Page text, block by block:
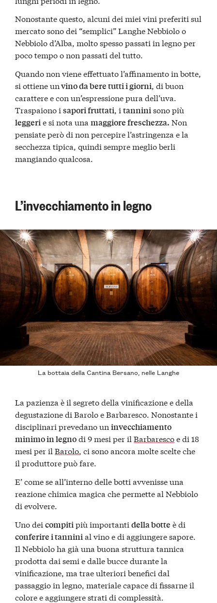
Nonostante questo, alcuni dei miei vini preferiti sul
mercato sono dei “semplici” Langhe Nebbiolo o
Nebbiolo d’Alba, molto spesso passati in legno per
poco tempo o non passati del tutto.
Quando non viene effettuato l’affinamento in botte,
si ottiene unvino da bere tutti i giorni, di buon
carattere e con un’espressione pura dell’uva.
Traspaiono isapori fruttati, itanninisono più
leggerie si nota unamaggiore freschezza. Non
pensiate però di non percepire l’astringenza e la
secchezza tipica, quindi sempre meglio berli
mangiando qualcosa.
L’invecchiamento in legno
La bottaia della Cantina Bersano , nelle Langhe
La pazienza è il segreto della vinificazione e della
degustazione di Barolo e Barbaresco. Nonostante i
disciplinari prevedano uninvecchiamento
minimo in legnodi 9 mesi per ilBarbarescoe di 18
mesi per ilBarolo, ci sono ancora molte scelte che
il produttore può fare.
E’ come se all’interno delle botti avvenisse una
reazione chimica magica che permette al Nebbiolo
di evolvere.
Uno deicompitipiù importantidella botte è di
conferire i tanninial vino e di aggiungere sapore.
Il Nebbiolo ha già una buona struttura tannica
prodotta dai semi e dalle bucce durante la
vinificazione, ma trae ulteriori benefici dal
passaggio in legno, materiale capace di fissarne il
colore e aggiungere strati di complessità.